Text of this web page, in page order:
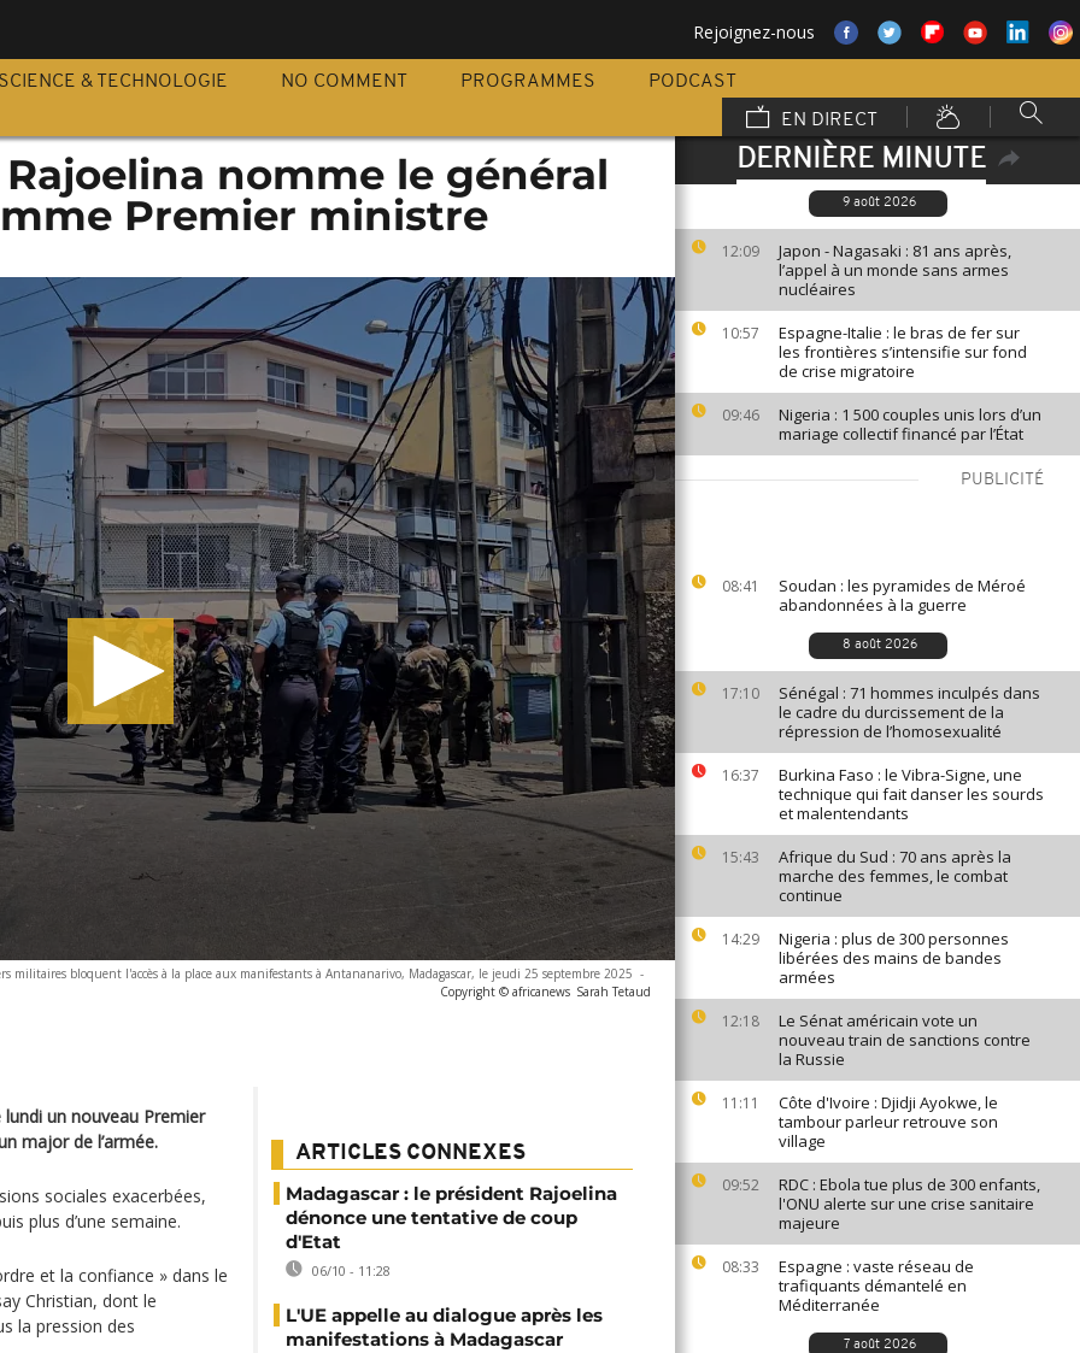
Rejoignez-nous
SCIENCE & TECHNOLOGIE NO COMMENT PROGRAMMES
PODCAST
EN DIRECT
DERNIÈRE MINUTE
9 août 2026
12:09
Japon - Nagasaki : 81 ans après,
l’appel à un monde sans armes
nucléaires
10:57
Espagne-Italie : le bras de fer sur
les frontières s’intensifie sur fond
de crise migratoire
09:46
Nigeria : 1 500 couples unis lors d’un
mariage collectif financé par l’État
PUBLICITÉ
08:41
Soudan : les pyramides de Méroé
abandonnées à la guerre
8 août 2026
17:10
Sénégal : 71 hommes inculpés dans
le cadre du durcissement de la
répression de l’homosexualité
16:37
Burkina Faso : le Vibra-Signe, une
technique qui fait danser les sourds
et malentendants
15:43
Afrique du Sud : 70 ans après la
marche des femmes, le combat
continue
14:29
Nigeria : plus de 300 personnes
libérées des mains de bandes
armées
12:18
Le Sénat américain vote un
nouveau train de sanctions contre
la Russie
11:11
Côte d'Ivoire : Djidji Ayokwe, le
tambour parleur retrouve son
village
09:52
RDC : Ebola tue plus de 300 enfants,
l'ONU alerte sur une crise sanitaire
majeure
08:33
Espagne : vaste réseau de
trafiquants démantelé en
Méditerranée
7 août 2026
nomme le général
Premier ministre
militaires bloquent l'accès à la place aux manifestants à Antananarivo, Madagascar, le jeudi 25 septembre 2025 -
Copyright © africanews Sarah Tetaud
un nouveau Premier
major de l’armée.
sociales exacerbées,
plus d’une semaine.
et la confiance » dans le
Christian, dont le
la pression des
ARTICLES CONNEXES
Madagascar : le président Rajoelina
dénonce une tentative de coup
d'Etat
06/10 - 11:28
L'UE appelle au dialogue après les
manifestations à Madagascar